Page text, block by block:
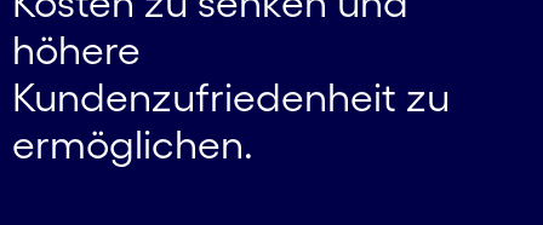
höhere
Kundenzufriedenheit zu
ermöglichen.